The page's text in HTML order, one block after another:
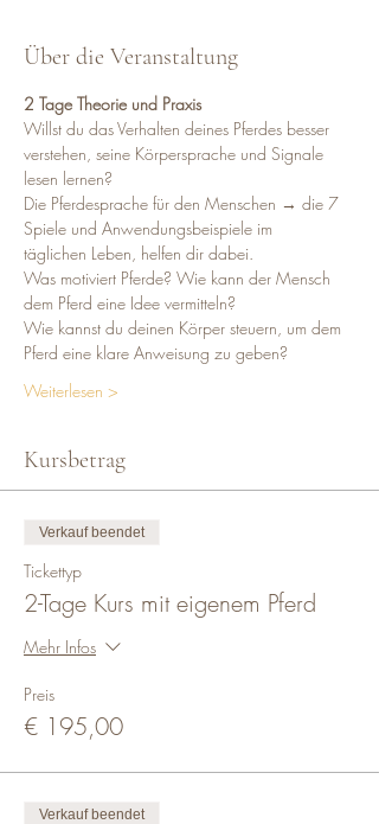
Über die Veranstaltung
2 Tage Theorie und Praxis
Willst du das Verhalten deines Pferdes besser
verstehen, seine Körpersprache und Signale
lesen lernen?
Die Pferdesprache für den Menschen → die 7
Spiele und Anwendungsbeispiele im
täglichen Leben, helfen dir dabei.
Was motiviert Pferde? Wie kann der Mensch
dem Pferd eine Idee vermitteln?
Wie kannst du deinen Körper steuern, um dem
Pferd eine klare Anweisung zu geben?
Weiterlesen >
Kursbetrag
Verkauf beendet
Tickettyp
2-Tage Kurs mit eigenem Pferd
Mehr Infos
Preis
€ 195,00
Verkauf beendet